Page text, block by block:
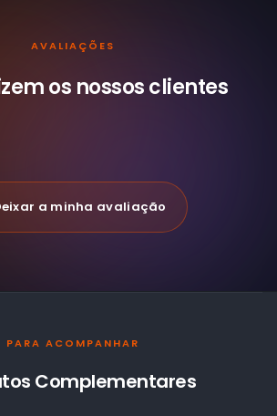
AVALIAÇÕES
os nossosclientes
a minha avaliação
PARA ACOMPANHAR
Complementares